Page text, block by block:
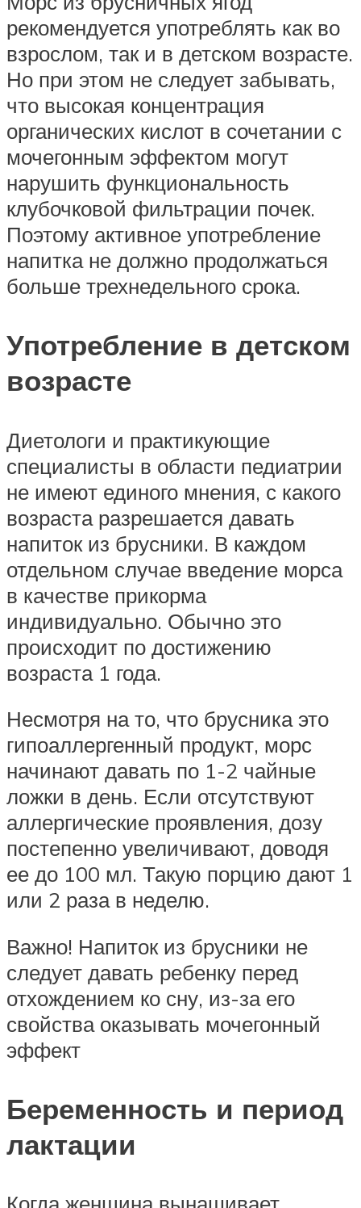
рекомендуется употреблять как во
взрослом, так и в детском возрасте.
Но при этом не следует забывать,
что высокая концентрация
органических кислот в сочетании с
мочегонным эффектом могут
нарушить функциональность
клубочковой фильтрации почек.
Поэтому активное употребление
напитка не должно продолжаться
больше трехнедельного срока.
Употребление в детском
возрасте
Диетологи и практикующие
специалисты в области педиатрии
не имеют единого мнения, с какого
возраста разрешается давать
напиток из брусники. В каждом
отдельном случае введение морса
в качестве прикорма
индивидуально. Обычно это
происходит по достижению
возраста 1 года.
Несмотря на то, что брусника это
гипоаллергенный продукт, морс
начинают давать по 1-2 чайные
ложки в день. Если отсутствуют
аллергические проявления, дозу
постепенно увеличивают, доводя
ее до 100 мл. Такую порцию дают 1
или 2 раза в неделю.
Важно! Напиток из брусники не
следует давать ребенку перед
отхождением ко сну, из-за его
свойства оказывать мочегонный
эффект
Беременность и период
лактации